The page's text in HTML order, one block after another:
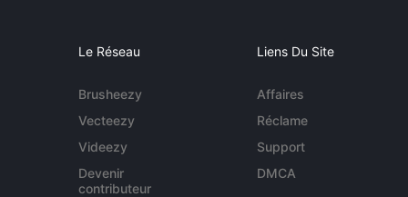
Le Réseau
Brusheezy
Vecteezy
Videezy
Devenir
contributeur
Liens Du Site
Affaires
Réclame
Support
DMCA